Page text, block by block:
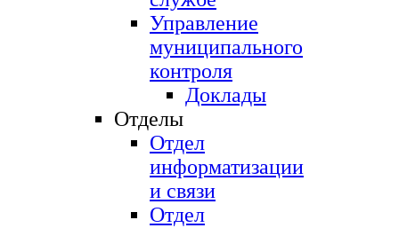
Управление
муниципального
контроля
Доклады
Отделы
Отдел
информатизации
и связи
Отдел